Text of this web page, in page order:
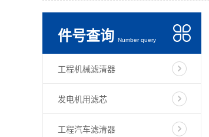
件号查询 Number query
工程机械滤清器
发电机用滤芯
工程汽车滤清器